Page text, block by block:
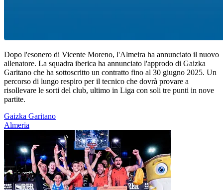
Dopo l'esonero di Vicente Moreno, l'Almeira ha annunciato il nuovo
allenatore. La squadra iberica ha annunciato l'approdo di Gaizka
Garitano che ha sottoscritto un contratto fino al 30 giugno 2025. Un
percorso di lungo respiro per il tecnico che dovrà provare a
risollevare le sorti del club, ultimo in Liga con soli tre punti in nove
partite.
Gaizka Garitano
Almeria